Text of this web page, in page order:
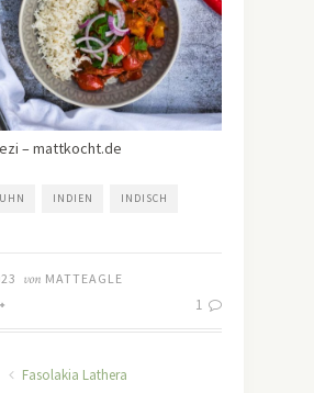
– mattkocht.de
INDIEN INDISCH
von MATTEAGLE
1
Fasolakia Lathera